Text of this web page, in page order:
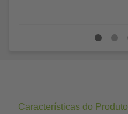
Características do Produto